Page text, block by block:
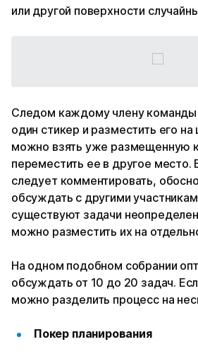
или другой поверхности
Следом каждому члену команды
один стикер и разместить его
можно взять уже размещенную
переместить ее в другое место.
следует комментировать,
обсуждать с другими
существуют задачи
можно разместить их на
На одном подобном собрании
обсуждать от 10 до 20 задач.
можно разделить процесс на
Покер планирования